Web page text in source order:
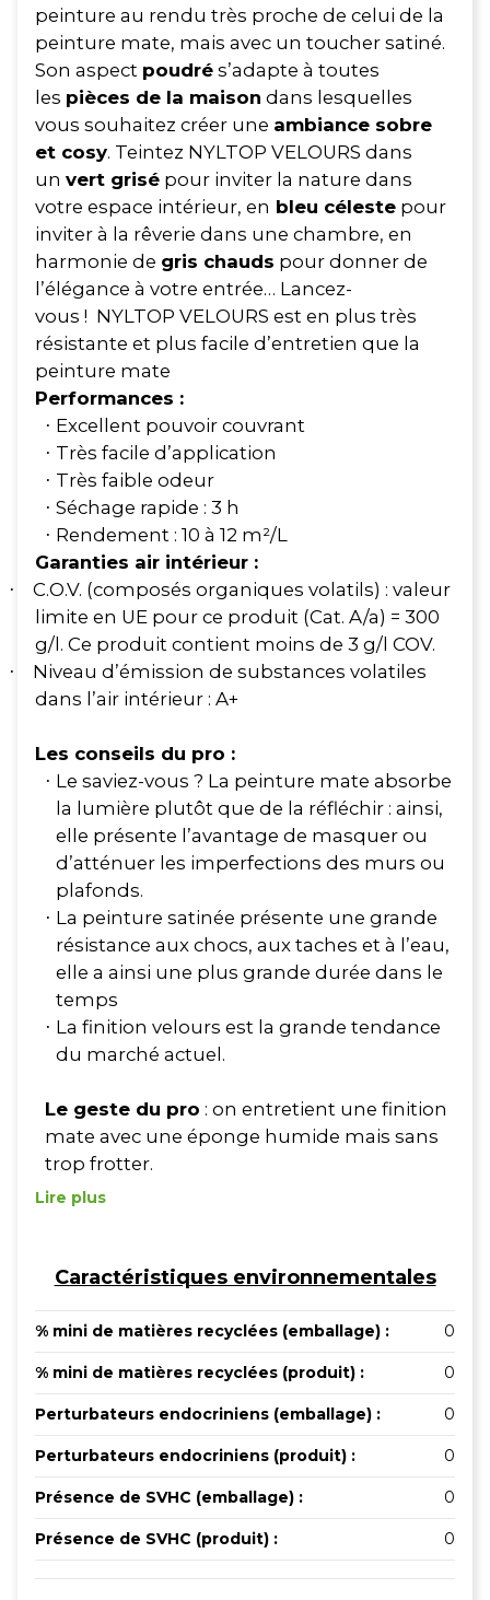
peinture au rendu très proche de celui de la
peinture mate, mais avec un toucher satiné.
Son aspect poudré s’adapte à toutes
les pièces de la maison dans lesquelles
vous souhaitez créer une ambiance sobre
et cosy. Teintez NYLTOP VELOURS dans
un vert grisé pour inviter la nature dans
votre espace intérieur, en bleu céleste pour
inviter à la rêverie dans une chambre, en
harmonie de gris chauds pour donner de
l’élégance à votre entrée… Lancez-
vous ! NYLTOP VELOURS est en plus très
résistante et plus facile d’entretien que la
peinture mate
Performances :
· Excellent pouvoir couvrant
· Très facile d’application
· Très faible odeur
· Séchage rapide : 3 h
· Rendement : 10 à 12 m²/L
Garanties air intérieur :
·
C.O.V. (composés organiques volatils) : valeur
limite en UE pour ce produit (Cat. A/a) = 300
g/l. Ce produit contient moins de 3 g/l COV.
·
Niveau d’émission de substances volatiles
dans l’air intérieur : A+
Les conseils du pro :
· Le saviez-vous ? La peinture mate absorbe
la lumière plutôt que de la réfléchir : ainsi,
elle présente l’avantage de masquer ou
d’atténuer les imperfections des murs ou
plafonds.
· La peinture satinée présente une grande
résistance aux chocs, aux taches et à l’eau,
elle a ainsi une plus grande durée dans le
temps
· La finition velours est la grande tendance
du marché actuel.
Le geste du pro : on entretient une finition
mate avec une éponge humide mais sans
trop frotter.
Lire plus
Caractéristiques environnementales
% mini de matières recyclées (emballage) : 0
% mini de matières recyclées (produit) : 0
Perturbateurs endocriniens (emballage) : 0
Perturbateurs endocriniens (produit) : 0
Présence de SVHC (emballage) : 0
Présence de SVHC (produit) : 0